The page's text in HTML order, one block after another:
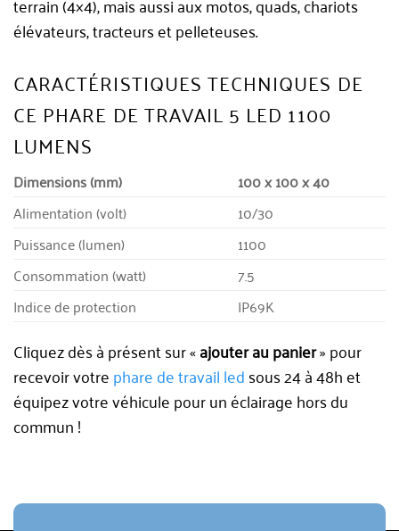
élévateurs, tracteurs et pelleteuses.
CARACTÉRISTIQUES TECHNIQUES DE
CE PHARE DE TRAVAIL 5 LED 1100
LUMENS
Dimensions (mm)
100 x 100 x 40
Alimentation (volt)
10/30
Puissance (lumen)
1100
Consommation (watt)
7.5
Indice de protection
IP69K
Cliquez dès à présent sur «ajouter au panier» pour
recevoir votrephare de travail ledsous 24 à 48h et
équipez votre véhicule pour un éclairage hors du
commun !